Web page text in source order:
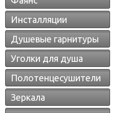
Инсталляции
Душевые гарнитуры
Уголки для душа
Полотенцесушители
Зеркала